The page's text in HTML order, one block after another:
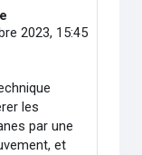
2023, 15:45
les
par une
et